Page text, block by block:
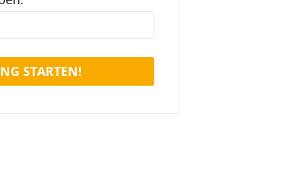
STARTEN!